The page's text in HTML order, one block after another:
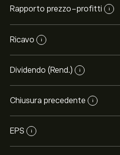
Rapporto prezzo-profitti i
Ricavo i
Dividendo (Rend.) i
Chiusura precedente i
EPS i